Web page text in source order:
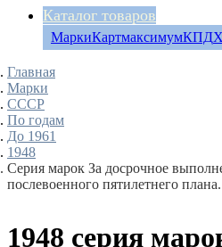
Каталог товаров
МаркиКартмаксимумКПД
Главная
Марки
СССР
По годам
До 1961
1948
Серия марок За досрочное
послевоенного пятилетнего
1948 серия